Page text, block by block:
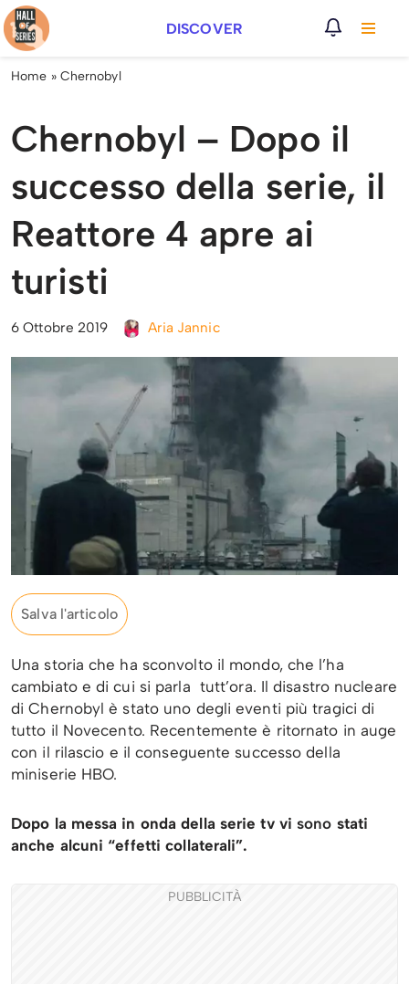
Vai
al
DISCOVER
Home » Chernobyl
Chernobyl – Dopo il
successo della serie, il
Reattore 4 apre ai
turisti
6 Ottobre 2019 Aria Jannic
Salva l'articolo
Una storia che ha sconvolto il mondo, che l’ha
cambiato e di cui si parla tutt’ora. Il disastro nucleare
di Chernobyl è stato uno degli eventi più tragici di
tutto il Novecento. Recentemente è ritornato in auge
con il rilascio e il conseguente successo della
miniserie HBO.
Dopo la messa in onda della serie tv vi sono stati
anche alcuni “effetti collaterali”.
PUBBLICITÀ